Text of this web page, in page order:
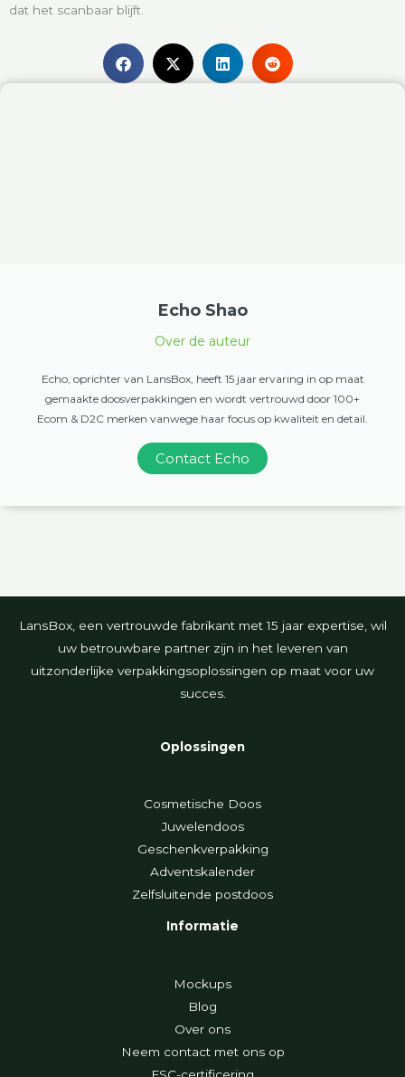
dat het scanbaar blijft.
Echo Shao
Over de auteur
Echo, oprichter van LansBox, heeft 15 jaar ervaring in op maat
gemaakte doosverpakkingen en wordt vertrouwd door 100+
Ecom & D2C merken vanwege haar focus op kwaliteit en detail.
Contact Echo
LansBox, een vertrouwde fabrikant met 15 jaar expertise, wil
uw betrouwbare partner zijn in het leveren van
uitzonderlijke verpakkingsoplossingen op maat voor uw
succes.
Oplossingen
Cosmetische Doos
Juwelendoos
Geschenkverpakking
Adventskalender
Zelfsluitende postdoos
Informatie
Mockups
Blog
Over ons
Neem contact met ons op
FSC-certificering